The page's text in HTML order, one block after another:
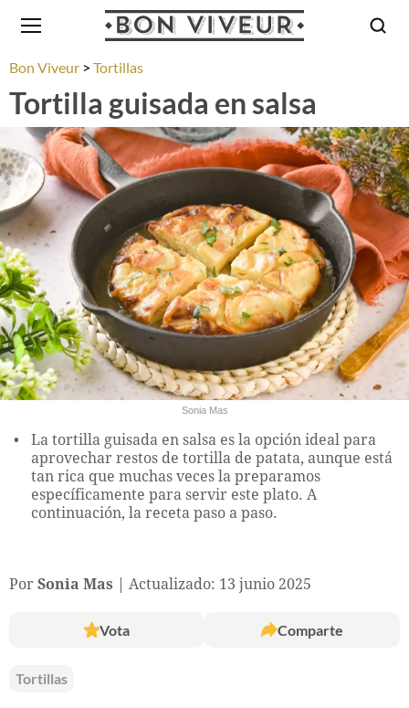
Bon Viveur Tortillas
Tortilla guisada en salsa
Sonia Mas
La tortilla guisada en salsa es la opción ideal para
aprovechar restos de tortilla de patata, aunque está
tan rica que muchas veces la preparamos
específicamente para servir este plato. A
continuación, la receta paso a paso.
Por Sonia Mas Actualizado: 13 junio 2025
Vota Comparte
Tortillas